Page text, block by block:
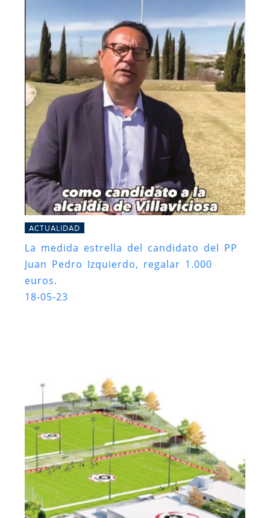
ACTUALIDAD
La medida estrella del candidato del PP
Juan Pedro Izquierdo, regalar 1.000
euros.
18-05-23